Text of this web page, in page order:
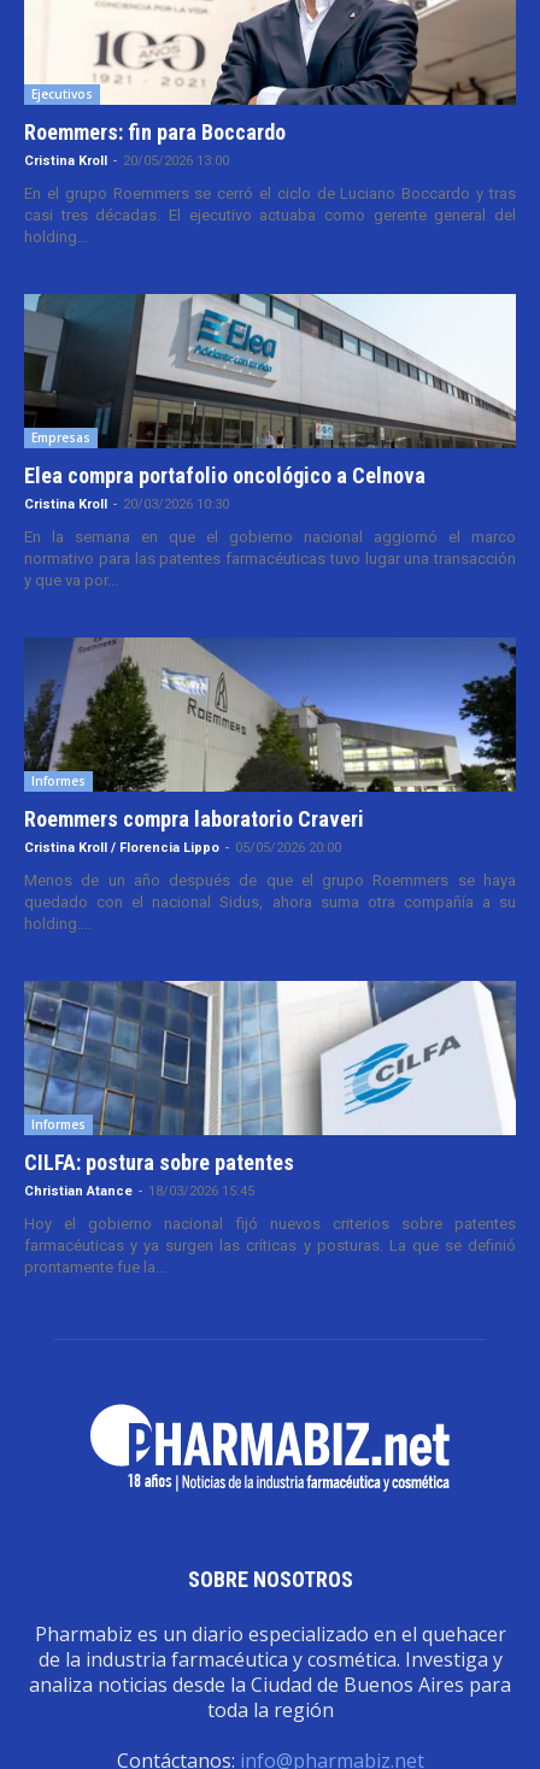
Ejecutivos
Roemmers: fin para Boccardo
Cristina Kroll - 20/05/2026 13:00
En el grupo Roemmers se cerró el ciclo de Luciano Boccardo y tras
casi tres décadas. El ejecutivo actuaba como gerente general del
holding...
Empresas
Elea compra portafolio oncológico a Celnova
Cristina Kroll - 20/03/2026 10:30
En la semana en que el gobierno nacional aggiornó el marco
normativo para las patentes farmacéuticas tuvo lugar una transacción
y que va por...
Informes
Roemmers compra laboratorio Craveri
Cristina Kroll / Florencia Lippo - 05/05/2026 20:00
Menos de un año después de que el grupo Roemmers se haya
quedado con el nacional Sidus, ahora suma otra compañía a su
holding....
Informes
CILFA: postura sobre patentes
Christian Atance - 18/03/2026 15:45
Hoy el gobierno nacional fijó nuevos criterios sobre patentes
farmacéuticas y ya surgen las críticas y posturas. La que se definió
prontamente fue la...
SOBRE NOSOTROS
Pharmabiz es un diario especializado en el quehacer
de la industria farmacéutica y cosmética. Investiga y
analiza noticias desde la Ciudad de Buenos Aires para
toda la región
Contáctanos: info@pharmabiz.net